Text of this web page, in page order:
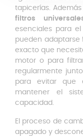
tapicerías.
filtros
esenciales para
pueden
exacto que
motor o para
regularmente
para evitar que
mantener el
capacidad.
El proceso de
apagado y